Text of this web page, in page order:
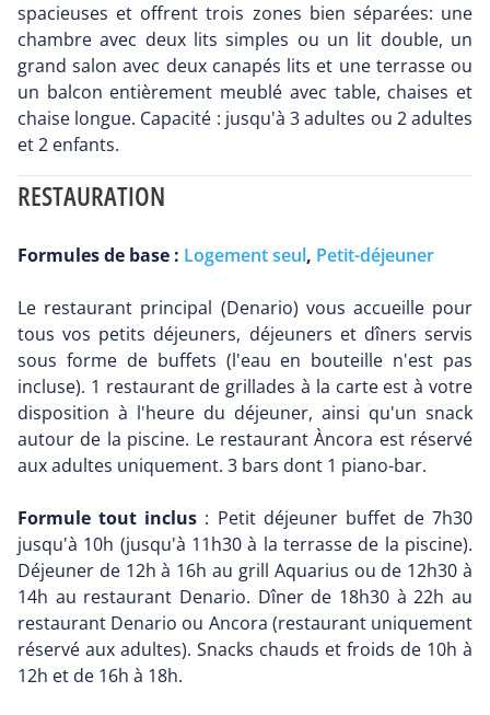
spacieuses et offrent trois zones bien séparées: une
chambre avec deux lits simples ou un lit double, un
grand salon avec deux canapés lits et une terrasse ou
un balcon entièrement meublé avec table, chaises et
chaise longue. Capacité : jusqu'à 3 adultes ou 2 adultes
et 2 enfants.
RESTAURATION
Formules de base : Logement seul, Petit-déjeuner
Le restaurant principal (Denario) vous accueille pour
tous vos petits déjeuners, déjeuners et dîners servis
sous forme de buffets (l'eau en bouteille n'est pas
incluse). 1 restaurant de grillades à la carte est à votre
disposition à l'heure du déjeuner, ainsi qu'un snack
autour de la piscine. Le restaurant Àncora est réservé
aux adultes uniquement. 3 bars dont 1 piano-bar.
Formule tout inclus : Petit déjeuner buffet de 7h30
jusqu'à 10h (jusqu'à 11h30 à la terrasse de la piscine).
Déjeuner de 12h à 16h au grill Aquarius ou de 12h30 à
14h au restaurant Denario. Dîner de 18h30 à 22h au
restaurant Denario ou Ancora (restaurant uniquement
réservé aux adultes). Snacks chauds et froids de 10h à
12h et de 16h à 18h.